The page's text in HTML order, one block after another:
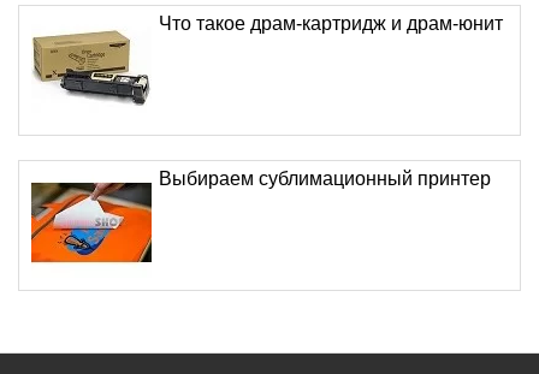
Что такое драм-картридж и драм-юнит
Выбираем сублимационный принтер